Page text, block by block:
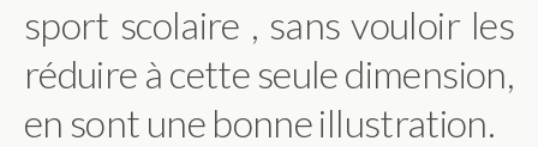
sport scolaire , sans vouloir les
réduire à cette seule dimension,
en sont une bonne illustration.